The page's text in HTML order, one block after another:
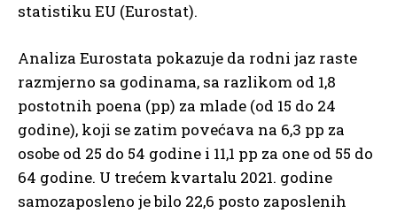
statistiku EU (Eurostat).
Analiza Eurostata pokazuje da rodni jaz raste
razmjerno sa godinama, sa razlikom od 1,8
postotnih poena (pp) za mlade (od 15 do 24
godine), koji se zatim povećava na 6,3 pp za
osobe od 25 do 54 godine i 11,1 pp za one od 55 do
64 godine. U trećem kvartalu 2021. godine
samozaposleno je bilo 22,6 posto zaposlenih